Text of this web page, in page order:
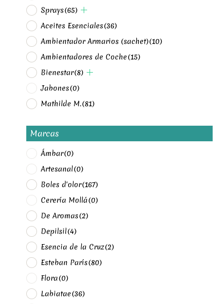
Sprays(65)
Aceites Esenciales(36)
Ambientador Armarios (sachet)(10)
Ambientadores de Coche(15)
Bienestar(8)
Jabones(0)
Mathilde M.(81)
Marcas
Ámbar(0)
Artesanal(0)
Boles d'olor(167)
Cerería Mollá(0)
De Aromas(2)
Depilsil(4)
Esencia de la Cruz(2)
Esteban París(80)
Flora(0)
Labiatae(36)